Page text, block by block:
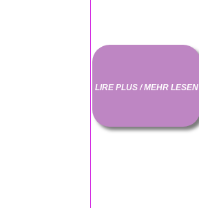
LIRE PLUS / MEHR LESEN